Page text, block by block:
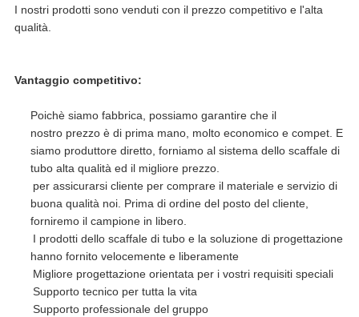
I nostri prodotti sono venduti con il prezzo competitivo e l'alta
qualità.
Vantaggio competitivo:
Poichè siamo fabbrica, possiamo garantire che il
nostro prezzo è di prima mano, molto economico e compet. E
siamo produttore diretto, forniamo al sistema dello scaffale di
tubo alta qualità ed il migliore prezzo.
per assicurarsi cliente per comprare il materiale e servizio di
buona qualità noi. Prima di ordine del posto del cliente,
forniremo il campione in libero.
I prodotti dello scaffale di tubo e la soluzione di progettazione
hanno fornito velocemente e liberamente
Migliore progettazione orientata per i vostri requisiti speciali
Supporto tecnico per tutta la vita
Supporto professionale del gruppo